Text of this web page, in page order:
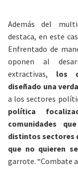
Además del
destaca, en este
Enfrentado de
oponen al
extractivas, los
diseñado una
a los sectores
política
comunidades
distintos sectores
que no quieren
garrote. “Combate